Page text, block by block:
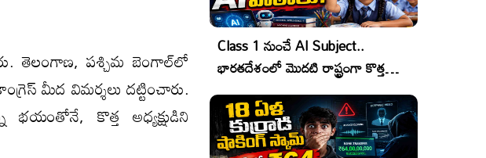
తెలంగాణ, పశ్చిమ బెంగాల్‌లో
మీద విమ‌ర్శ‌లు ద‌ట్టించారు.
భ‌యంతోనే, కొత్త అధ్యక్షుడిని
Class 1 నుంచే AI Subject..
భారతదేశంలో మొదటి రాష్ట్రంగా కొత్త
చరిత్ర!